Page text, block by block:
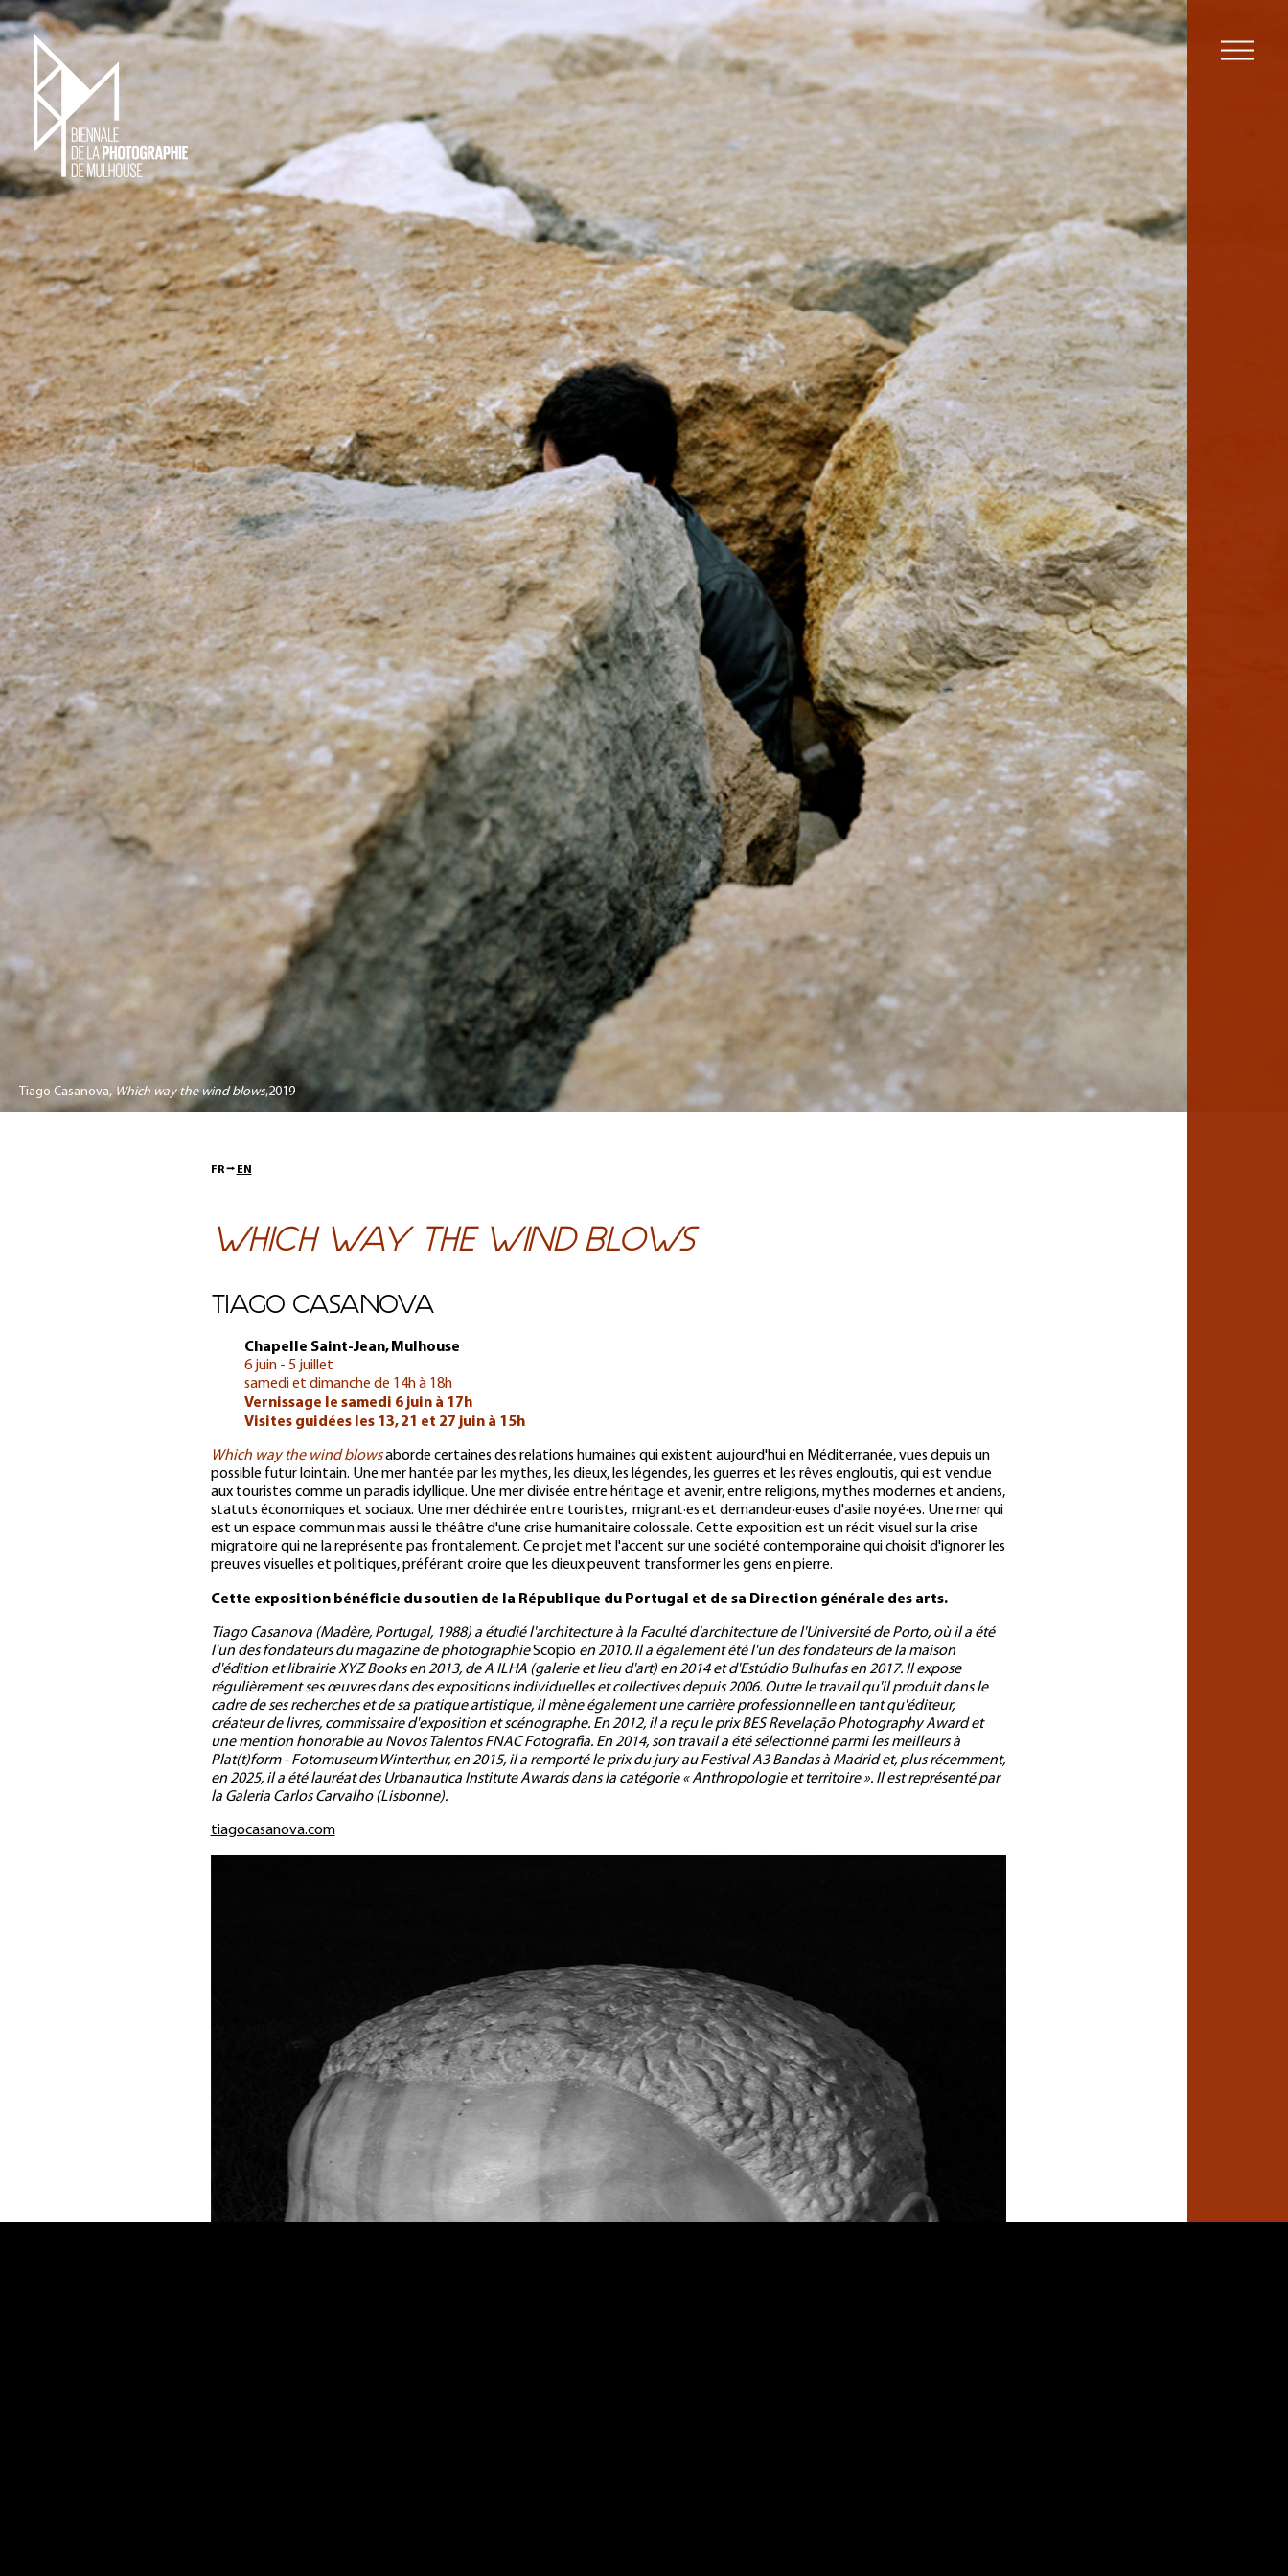
Tiago Casanova, Which way the wind blows,2019
FR ⭢ EN
WHICH WAY THE WIND BLOWS
TIAGO CASANOVA
Chapelle Saint-Jean, Mulhouse
6 juin - 5 juillet
samedi et dimanche de 14h à 18h
Vernissage le samedi 6 juin à 17h
Visites guidées les 13, 21 et 27 juin à 15h
Which way the wind blowsaborde certaines des relations humaines qui existent aujourd'hui en Méditerranée, vues depuis un
possible futur lointain. Une mer hantée par les mythes, les dieux, les légendes, les guerres et les rêves engloutis, qui est vendue
aux touristes comme un paradis idyllique. Une mer divisée entre héritage et avenir, entre religions, mythes modernes et anciens,
statuts économiques et sociaux. Une mer déchirée entre touristes, migrant·es et demandeur·euses d'asile noyé·es. Une mer qui
est un espace commun mais aussi le théâtre d'une crise humanitaire colossale. Cette exposition est un récit visuel sur la crise
migratoire qui ne la représente pas frontalement. Ce projet met l'accent sur une société contemporaine qui choisit d'ignorer les
preuves visuelles et politiques, préférant croire que les dieux peuvent transformer les gens en pierre.
Cette exposition bénéficie du soutien de la République du Portugal et de sa Direction générale des arts.
Tiago Casanova (Madère, Portugal, 1988) a étudié l'architecture à la Faculté d'architecture de l'Université de Porto, où il a été
l'un des fondateurs du magazine de photographieScopio en 2010. Il a également été l'un des fondateurs de la maison
d'édition et librairie XYZ Books en 2013, de A ILHA (galerie et lieu d'art) en 2014 et d'Estúdio Bulhufas en 2017. Il expose
régulièrement ses œuvres dans des expositions individuelles et collectives depuis 2006. Outre le travail qu'il produit dans le
cadre de ses recherches et de sa pratique artistique, il mène également une carrière professionnelle en tant qu'éditeur,
créateur de livres, commissaire d'exposition et scénographe. En 2012, il a reçu le prix BES Revelação Photography Award et
une mention honorable au Novos Talentos FNAC Fotografia. En 2014, son travail a été sélectionné parmi les meilleurs à
Plat(t)form - Fotomuseum Winterthur, en 2015, il a remporté le prix du jury au Festival A3 Bandas à Madrid et, plus récemment,
en 2025, il a été lauréat des Urbanautica Institute Awards dans la catégorie « Anthropologie et territoire ». Il est représenté par
la Galeria Carlos Carvalho (Lisbonne).
tiagocasanova.com